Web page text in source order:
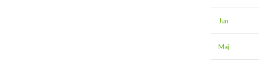
Jun
Maj